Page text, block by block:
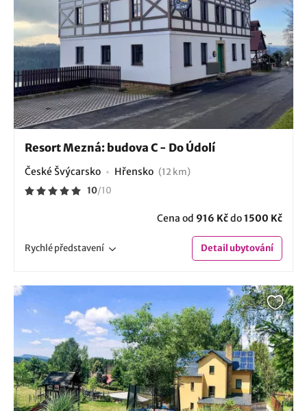
Resort Mezná: budova C - Do Údolí
České Švýcarsko Hřensko (12 km)
10/10
Cena od 916 Kčdo1500 Kč
Rychlépředstavení Detailubytování